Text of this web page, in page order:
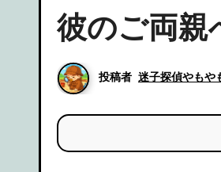
彼のご両親
投稿者 迷子探偵やもや